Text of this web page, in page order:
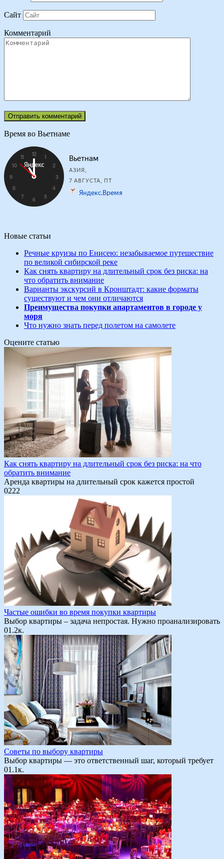
Сайт
Комментарий
Время во Вьетнаме
Новые статьи
Речные круизы по Енисею: незабываемое путешествие
по великой сибирской реке
Как снять квартиру на длительный срок без риска: на
что обратить внимание
Варианты экскурсий в Кронштадт: какие форматы
существуют и чем они отличаются
Преимущества покупки апартаментов в городе у
моря
Что нужно знать перед полетом на самолете
Оцените статью
Как снять квартиру на длительный срок без риска: на что
обратить внимание
Аренда квартиры на длительный срок кажется простой
0222
Частые ошибки во время покупки квартиры
Выбор квартиры – задача непростая. Нужно проанализировать
01.2к.
Советы по выбору квартиры
Выбор квартиры — это ответственный шаг, который требует
01.1к.